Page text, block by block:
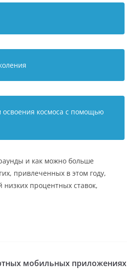
космоса с помощью
и как можно больше
привлеченных в этом году,
низких процентных ставок,
мобильных приложениях